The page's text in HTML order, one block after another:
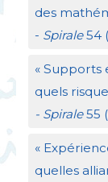
des
- Spirale54
« Supports
quels
- Spirale55
«
quelles